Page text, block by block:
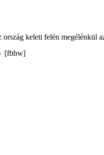
keleti felén
[fbhw]